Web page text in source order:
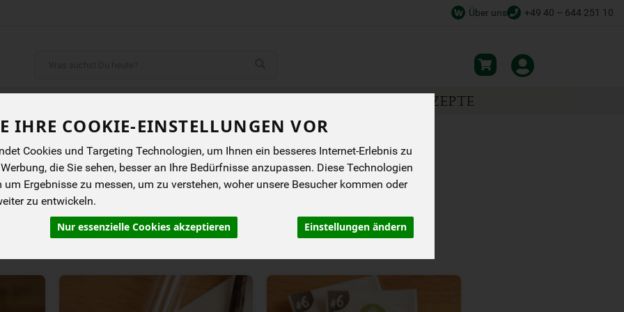
IHRE COOKIE-EINSTELLUNGEN VOR
Cookies und Targeting Technologien, um Ihnen ein besseres Internet-Erlebnis zu
die Sie sehen, besser an Ihre Bedürfnisse anzupassen. Diese Technologien
Ergebnisse zu messen, um zu verstehen, woher unsere Besucher kommen oder
zu entwickeln.
Nur essenzielle Cookies akzeptieren Einstellungen ändern
+49 40 – 644 251 10
Über uns
REZEPTE
Backzutaten
Allergene